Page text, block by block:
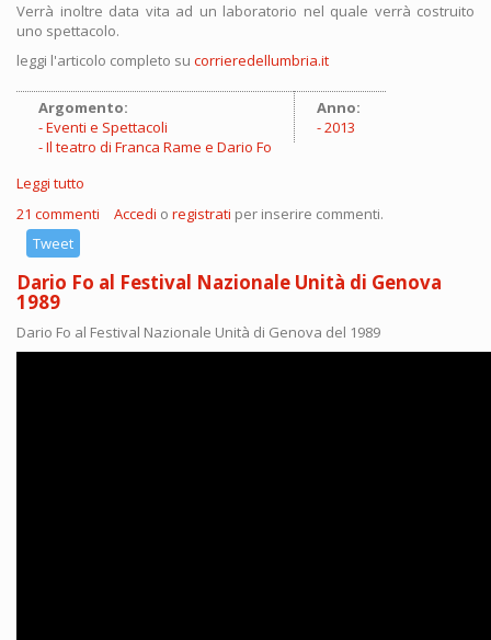
Verrà inoltre data vita ad un laboratorio nel quale verrà costruito
uno spettacolo.
leggi l'articolo completo su corrieredellumbria.it
Argomento:
Eventi e Spettacoli
Il teatro di Franca Rame e Dario Fo
Anno:
2013
Leggi tutto
21 commenti Accedi o registrati per inserire commenti.
Tweet
Dario Fo al Festival Nazionale Unità di Genova
1989
Dario Fo al Festival Nazionale Unità di Genova del 1989